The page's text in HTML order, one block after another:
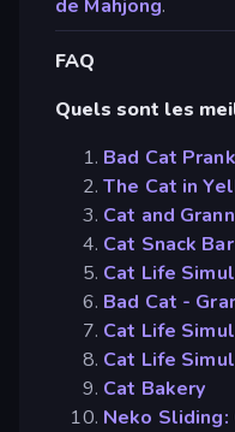
de Mahjong.
FAQ
Quels sont les
Bad Cat
The Cat in
Cat and
Cat Snack Bar
Cat Life
Bad Cat -
Cat Life
Cat Life
Cat Bakery
Neko Sliding: